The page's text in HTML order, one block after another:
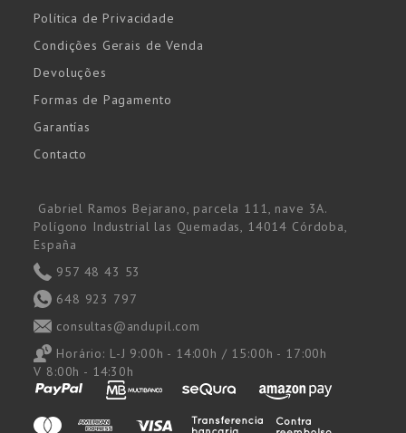
Política de Privacidade
Condições Gerais de Venda
Devoluções
Formas de Pagamento
Garantías
Contacto
Gabriel Ramos Bejarano, parcela 111, nave 3A.
Polígono Industrial las Quemadas, 14014 Córdoba,
España
957 48 43 53
648 923 797
consultas@andupil.com
Horário: L-J 9:00h - 14:00h / 15:00h - 17:00h
V 8:00h - 14:30h